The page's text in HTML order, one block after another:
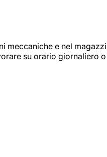
e nel
su orario giornaliero